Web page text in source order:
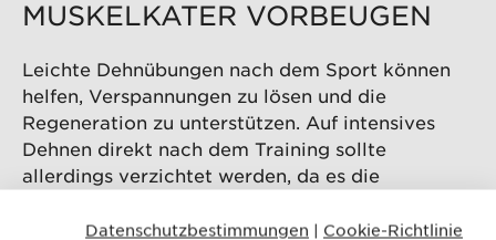
MUSKELKATER VORBEUGEN
Leichte Dehnübungen nach dem Sport können
helfen, Verspannungen zu lösen und die
Regeneration zu unterstützen. Auf intensives
Dehnen direkt nach dem Training sollte
allerdings verzichtet werden, da es die
Dehnen und Mobilisieren vor dem Training kann
Datenschutzbestimmungen | Cookie-Richtlinie